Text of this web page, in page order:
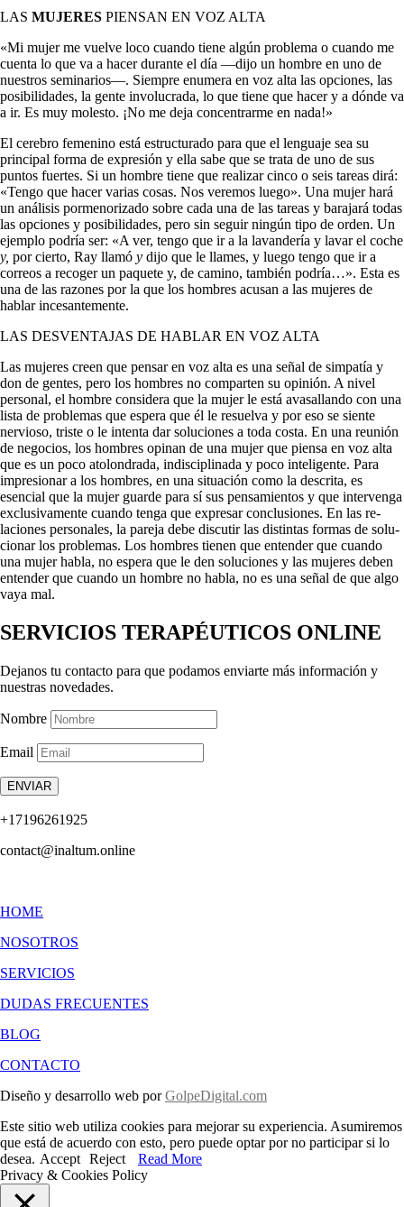
LAS MUJERES PIENSAN EN VOZ ALTA
«Mi mujer me vuelve loco cuando tiene algún problema o cuando me
cuenta lo que va a hacer durante el día —dijo un hombre en uno de
nuestros seminarios—. Siempre enumera en voz alta las opciones, las
posibilidades, la gente involucrada, lo que tiene que hacer y a dónde va
a ir. Es muy molesto. ¡No me deja concentrarme en nada!»
El cerebro femenino está estructurado para que el lenguaje sea su
principal forma de expresión y ella sabe que se trata de uno de sus
puntos fuertes. Si un hombre tiene que realizar cinco o seis tareas dirá:
«Tengo que hacer varias cosas. Nos veremos luego». Una mujer hará
un análisis pormenorizado sobre cada una de las tareas y barajará to­das
las opciones y posibilidades, pero sin seguir ningún tipo de orden. Un
ejemplo podría ser: «A ver, tengo que ir a la lavandería y lavar el coche
y, por cierto, Ray llamó y dijo que le llames, y luego tengo que ir a
correos a recoger un paquete y, de camino, también podría…». Esta es
una de las razones por la que los hombres acusan a las mujeres de
hablar incesantemente.
LAS DESVENTAJAS DE HABLAR EN VOZ ALTA
Las mujeres creen que pensar en voz alta es una señal de simpatía y
don de gentes, pero los hombres no comparten su opinión. A nivel
personal, el hombre considera que la mujer le está avasallando con una
lista de problemas que espera que él le resuelva y por eso se siente
nervioso, triste o le intenta dar soluciones a toda costa. En una reunión
de negocios, los hombres opinan de una mujer que piensa en voz alta
que es un poco atolondrada, indisciplinada y poco inteligente. Para
impresionar a los hombres, en una situación como la descrita, es
esencial que la mujer guarde para sí sus pensamientos y que interven­ga
exclusivamente cuando tenga que expresar conclusiones. En las re­
laciones personales, la pareja debe discutir las distintas formas de solu­
cionar los problemas. Los hombres tienen que entender que cuando
una mujer habla, no espera que le den soluciones y las mujeres deben
entender que cuando un hombre no habla, no es una señal de que algo
vaya mal.
SERVICIOS TERAPÉUTICOS ONLINE
Dejanos tu contacto para que podamos enviarte más información y
nuestras novedades.
Nombre
Email
ENVIAR
+17196261925
contact@inaltum.online
HOME
NOSOTROS
SERVICIOS
DUDAS FRECUENTES
BLOG
CONTACTO
Diseño y desarrollo web porGolpeDigital.com
Este sitio web utiliza cookies para mejorar su experiencia. Asumiremos
que está de acuerdo con esto, pero puede optar por no participar si lo
desea. Accept Reject
Read More
Privacy & Cookies Policy